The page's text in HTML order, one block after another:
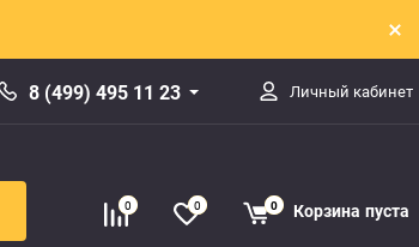
8 (499) 495 11 23 Личный кабинет
0 0 0 Корзина пуста